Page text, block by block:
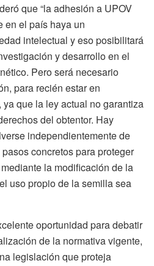
que “la adhesión a UPOV
en el país haya un
intelectual y eso posibilitará
y desarrollo en el
Pero será necesario
para recién estar en
que la ley actual no garantiza
del obtentor. Hay
independientemente de
concretos para proteger
la modificación de la
uso propio de la semilla sea
oportunidad para debatir
de la normativa vigente,
legislación que proteja